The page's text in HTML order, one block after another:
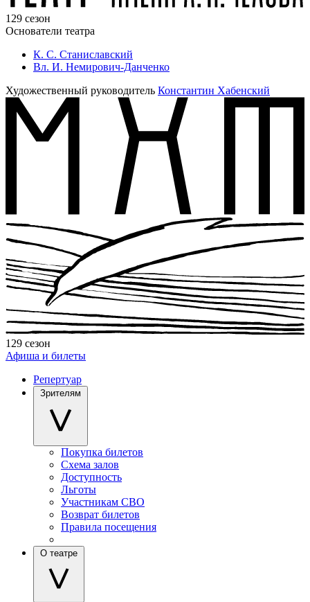
129 сезон
Основатели театра
К. С. Станиславский
Вл. И. Немирович-Данченко
Художественный руководитель Константин Хабенский
129 сезон
Афиша и билеты
Репертуар
Зрителям
Покупка билетов
Схема залов
Доступность
Льготы
Участникам СВО
Возврат билетов
Правила посещения
О театре